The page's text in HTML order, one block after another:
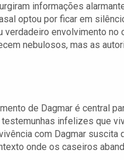
informações
optou por ficar em
envolvimento
nebulosos, mas as
de Dagmar é central
infelizes que
com Dagmar
onde os caseiros